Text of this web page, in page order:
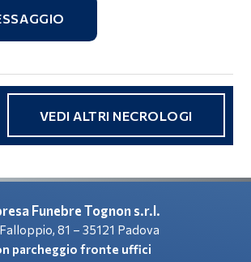
VEDI ALTRI NECROLOGI
Funebre Tognon s.r.l.
81 – 35121 Padova
parcheggio fronte uffici